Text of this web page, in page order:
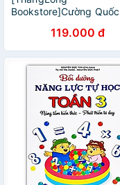
Bookstore]Cường Quốc
119.000 đ